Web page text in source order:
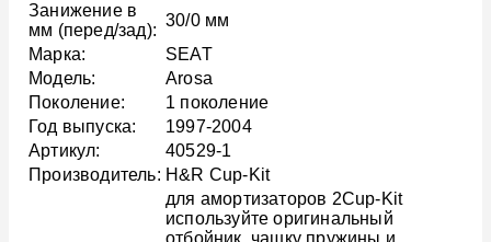
Занижение в
мм (перед/зад):
30/0 мм
Марка:
SEAT
Модель:
Arosa
Поколение:
1 поколение
Год выпуска:
1997-2004
Артикул:
40529-1
Производитель: H&R Cup-Kit
для амортизаторов 2Cup-Kit
используйте оригинальный